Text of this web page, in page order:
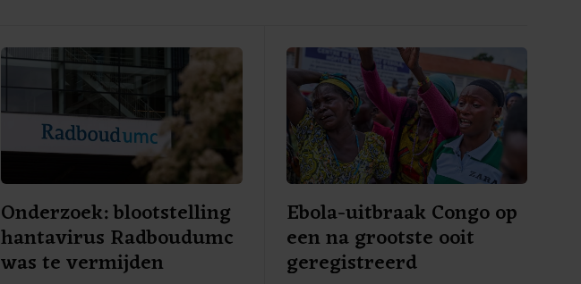
Onderzoek: blootstelling
hantavirus Radboudumc
was te vermijden
Ebola-uitbraak Congo op
een na grootste ooit
geregistreerd